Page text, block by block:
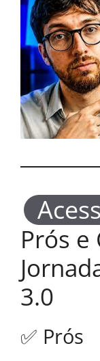
Prós e
3.0
✅ Prós